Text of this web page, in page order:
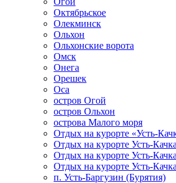
Октябрьское
Олекминск
Ольхон
Ольхонские ворота
Омск
Онега
Орешек
Оса
остров Огой
остров Ольхон
острова Малого моря
Отдых на курорте «Усть-
Отдых на курорте Усть-
Отдых на курорте Усть-
Отдых на курорте Усть-
п. Усть-Баргузин (Бурятия)